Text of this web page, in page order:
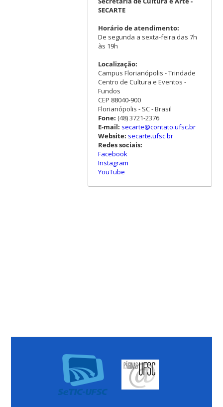
SECARTE
Horário de atendimento:
De segunda a sexta-feira das 7h
às 19h
Localização:
Campus Florianópolis - Trindade
Centro de Cultura e Eventos -
Fundos
CEP 88040-900
Florianópolis - SC - Brasil
Fone: (48) 3721-2376
E-mail: secarte@contato.ufsc.br
Website: secarte.ufsc.br
Redes sociais:
Facebook
Instagram
YouTube